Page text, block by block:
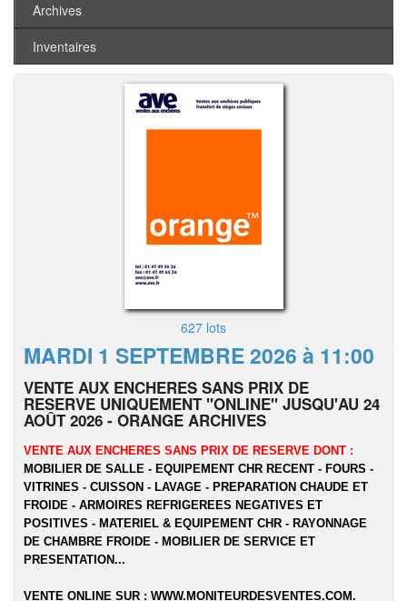
Archives
Inventaires
627 lots
MARDI 1 SEPTEMBRE 2026 à 11:00
VENTE AUX ENCHERES SANS PRIX DE
RESERVE UNIQUEMENT "ONLINE" JUSQU'AU 24
AOÛT 2026 - ORANGE ARCHIVES
VENTE AUX ENCHERES SANS PRIX DE RESERVE DONT :
MOBILIER DE SALLE - EQUIPEMENT CHR RECENT - FOURS -
VITRINES - CUISSON - LAVAGE - PREPARATION CHAUDE ET
FROIDE - ARMOIRES REFRIGEREES NEGATIVES ET
POSITIVES - MATERIEL & EQUIPEMENT CHR - RAYONNAGE
DE CHAMBRE FROIDE - MOBILIER DE SERVICE ET
PRESENTATION...
VENTE ONLINE SUR : WWW.MONITEURDESVENTES.COM.